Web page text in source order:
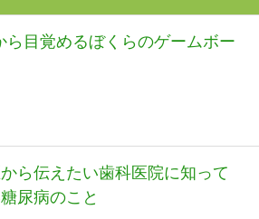
ら目覚めるぼくらのゲームボー
ら伝えたい歯科医院に知って
尿病のこと